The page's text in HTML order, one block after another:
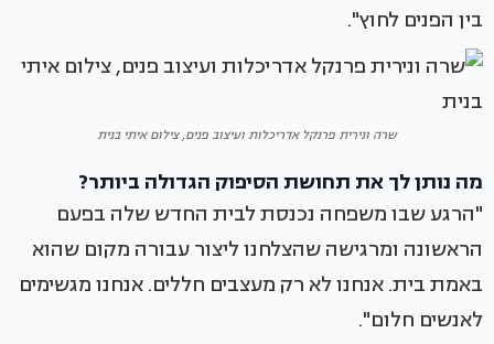
בין הפנים לחוץ".
שרה ונירית פרנקל אדריכלות ועיצוב פנים, צילום איתי בנית
מה נותן לך את תחושת הסיפוק הגדולה ביותר?
"הרגע שבו משפחה נכנסת לבית החדש שלה בפעם
הראשונה ומרגישה שהצלחנו ליצור עבורה מקום שהוא
באמת בית. אנחנו לא רק מעצבים חללים. אנחנו מגשימים
לאנשים חלום".